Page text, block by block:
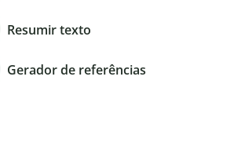
Resumir texto
Gerador de referências